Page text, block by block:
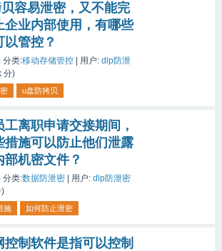
容易泄密，又不能完
企业内部使用，有哪些
以管控？
分类:移动存储管控 用户: dlp防泄
分)
u盘防拷贝
工离职申请交接期间，
措施可以防止他们泄露
部机密文件？
分类:数据防泄密 用户: dlp防泄密
)
施 如何防止泄密
控制软件是指可以控制